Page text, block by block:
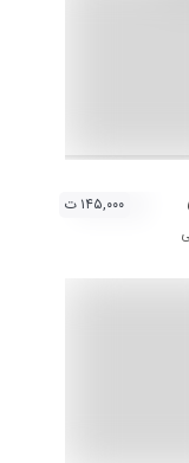
۱۴۵,۰۰۰ ت